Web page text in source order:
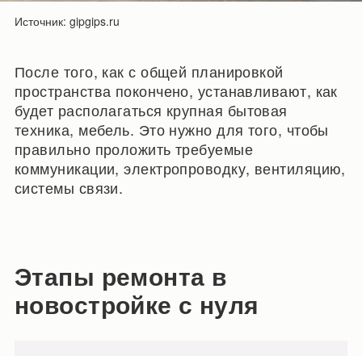
Источник: gipgips.ru
После того, как с общей планировкой
пространства покончено, устанавливают, как
будет располагаться крупная бытовая
техника, мебель. Это нужно для того, чтобы
правильно проложить требуемые
коммуникации, электропроводку, вентиляцию,
системы связи.
Этапы ремонта в
новостройке с нуля